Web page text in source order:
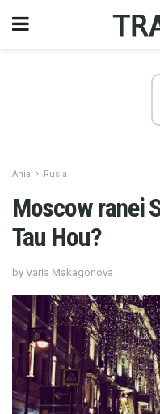
Ahia Rusia
Moscow ranei
Tau Hou?
by Varia Makagonova